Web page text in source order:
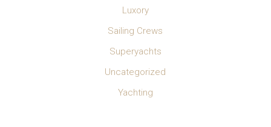
Luxory
Sailing Crews
Superyachts
Uncategorized
Yachting